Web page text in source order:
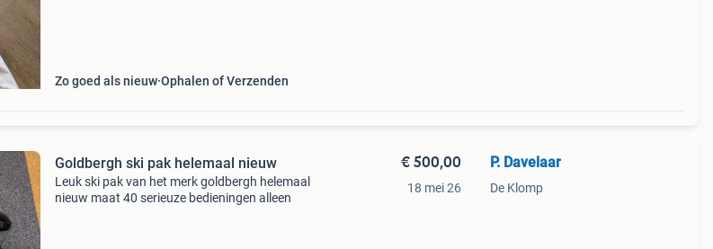
Zo goed als nieuw Ophalen of Verzenden
Goldbergh ski pak helemaal nieuw
Leuk ski pak van het merk goldbergh helemaal
nieuw maat 40 serieuze bedieningen alleen
€ 500,00
18 mei 26
P. Davelaar
De Klomp